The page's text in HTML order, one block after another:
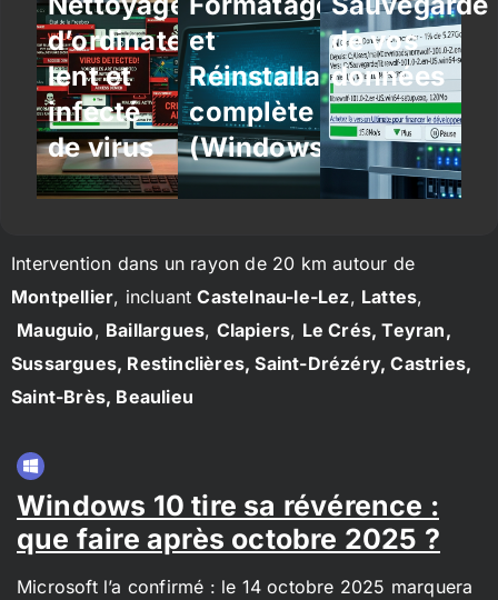
d’ordinateur
lent et
infecté
de virus
et
Réinstallation
complète
(Windows/Linux)
de vos
données
Intervention dans un rayon de 20 km autour de
Montpellier, incluantCastelnau-le-Lez, Lattes,
Mauguio, Baillargues, Clapiers, Le Crés, Teyran,
Sussargues, Restinclières, Saint-Drézéry, Castries,
Saint-Brès, Beaulieu
Windows 10 tire sa révérence :
que faire après octobre 2025 ?
Microsoft l’a confirmé : le 14 octobre 2025 marquera